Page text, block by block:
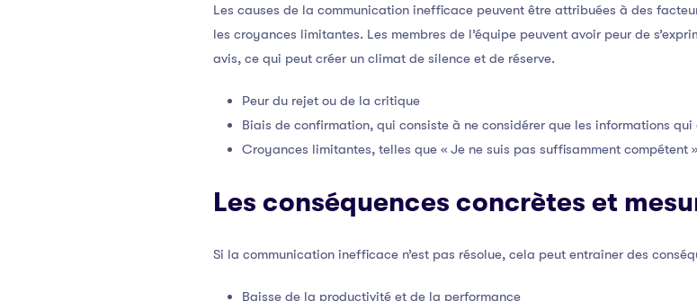
Les causes de la communication inefficace peuvent être attribuées à des
les croyances limitantes. Les membres de l’équipe peuvent avoir peur de
avis, ce qui peut créer un climat de silence et de réserve.
Peur du rejet ou de la critique
Biais de confirmation, qui consiste à ne considérer que les informations
Croyances limitantes, telles que « Je ne suis pas suffisamment compétent
Les conséquences concrètes et
Si la communication inefficace n’est pas résolue, cela peut entraîner des
Baisse de la productivité et de la performance